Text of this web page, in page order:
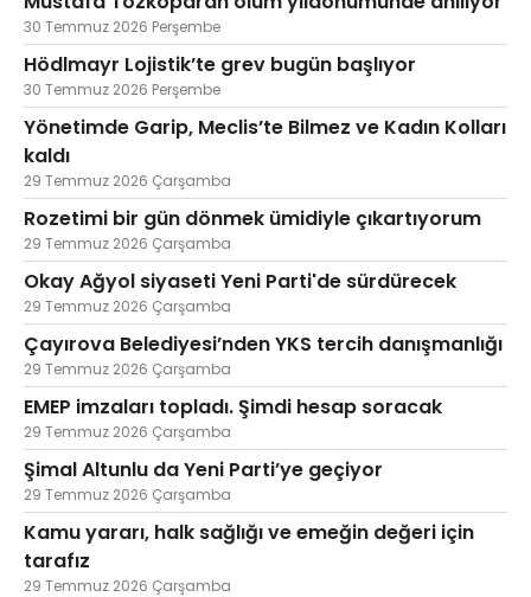
30 Temmuz 2026 Perşembe
Hödlmayr Lojistik’te grev bugün başlıyor
30 Temmuz 2026 Perşembe
Yönetimde Garip, Meclis’te Bilmez ve Kadın Kolları
kaldı
29 Temmuz 2026 Çarşamba
Rozetimi bir gün dönmek ümidiyle çıkartıyorum
29 Temmuz 2026 Çarşamba
Okay Ağyol siyaseti Yeni Parti'de sürdürecek
29 Temmuz 2026 Çarşamba
Çayırova Belediyesi’nden YKS tercih danışmanlığı
29 Temmuz 2026 Çarşamba
EMEP imzaları topladı. Şimdi hesap soracak
29 Temmuz 2026 Çarşamba
Şimal Altunlu da Yeni Parti’ye geçiyor
29 Temmuz 2026 Çarşamba
Kamu yararı, halk sağlığı ve emeğin değeri için
tarafız
29 Temmuz 2026 Çarşamba